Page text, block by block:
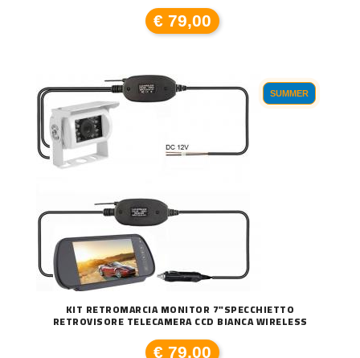
€ 79,00
SUMMER
KIT RETROMARCIA MONITOR 7"SPECCHIETTO
RETROVISORE TELECAMERA CCD BIANCA WIRELESS
€ 79,00